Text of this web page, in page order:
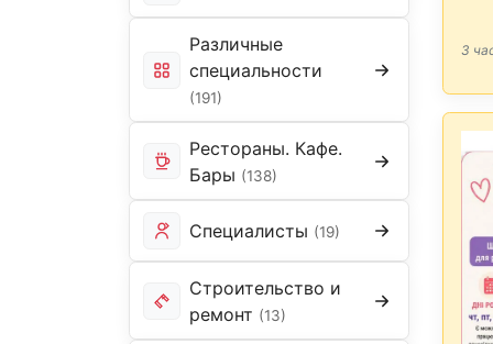
Различные
специальности
(191)
Рестораны. Кафе.
Бары (138)
Специалисты (19)
Строительство и
ремонт (13)
3